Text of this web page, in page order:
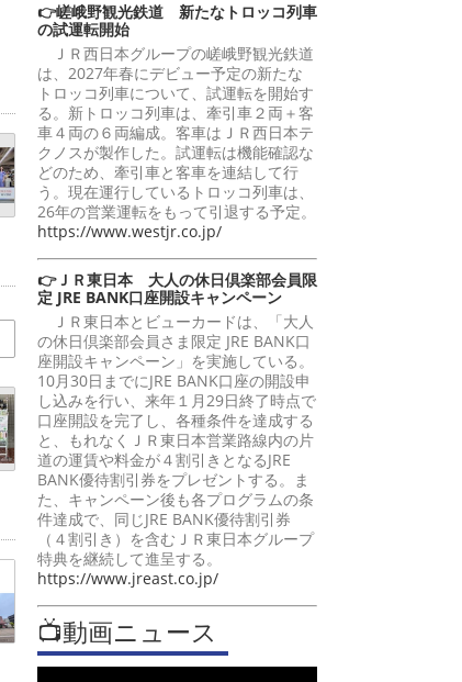
👉嵯峨野観光鉄道 新たなトロッコ列車
の試運転開始
ＪＲ西日本グループの嵯峨野観光鉄道
は、2027年春にデビュー予定の新たな
トロッコ列車について、試運転を開始す
る。新トロッコ列車は、牽引車２両＋客
車４両の６両編成。客車はＪＲ西日本テ
クノスが製作した。試運転は機能確認な
どのため、牽引車と客車を連結して行
う。現在運行しているトロッコ列車は、
26年の営業運転をもって引退する予定。
https://www.westjr.co.jp/
👉ＪＲ東日本 大人の休日倶楽部会員限
定 JRE BANK口座開設キャンペーン
ＪＲ東日本とビューカードは、「大人
の休日倶楽部会員さま限定 JRE BANK口
座開設キャンペーン」を実施している。
10月30日までにJRE BANK口座の開設申
し込みを行い、来年１月29日終了時点で
口座開設を完了し、各種条件を達成する
と、もれなくＪＲ東日本営業路線内の片
道の運賃や料金が４割引きとなるJRE
BANK優待割引券をプレゼントする。ま
た、キャンペーン後も各プログラムの条
件達成で、同じJRE BANK優待割引券
（４割引き）を含むＪＲ東日本グループ
特典を継続して進呈する。
https://www.jreast.co.jp/
📺動画ニュース